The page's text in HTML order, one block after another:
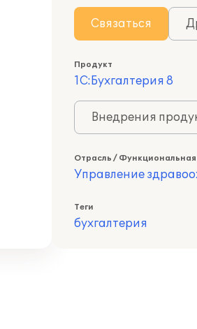
Связаться
Продукт
1С:Бухгалтерия 8
Внедрения
Отрасль / Функциональная
Управление
Теги
бухгалтерия